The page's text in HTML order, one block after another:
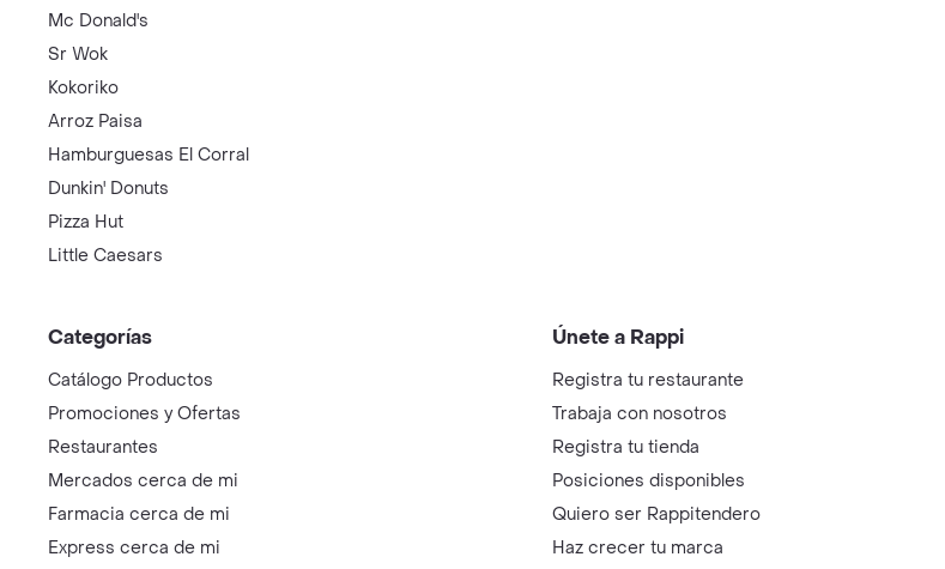
Mc Donald's
Sr Wok
Kokoriko
Arroz Paisa
Hamburguesas El Corral
Dunkin' Donuts
Pizza Hut
Little Caesars
Categorías
Catálogo Productos
Promociones y Ofertas
Restaurantes
Mercados cerca de mi
Farmacia cerca de mi
Express cerca de mi
Únete a Rappi
Registra tu restaurante
Trabaja con nosotros
Registra tu tienda
Posiciones disponibles
Quiero ser Rappitendero
Haz crecer tu marca